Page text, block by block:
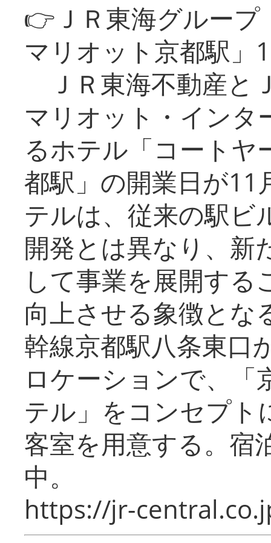
👉ＪＲ東海グルー
マリオット京都駅」
ＪＲ東海不動産と
マリオット・インタ
るホテル「コートヤ
都駅」の開業日が11
テルは、従来の駅ビ
開発とは異なり、新
して事業を展開する
向上させる象徴とな
幹線京都駅八条東口
ロケーションで、「
テル」をコンセプト
客室を用意する。宿
中。
https://jr-